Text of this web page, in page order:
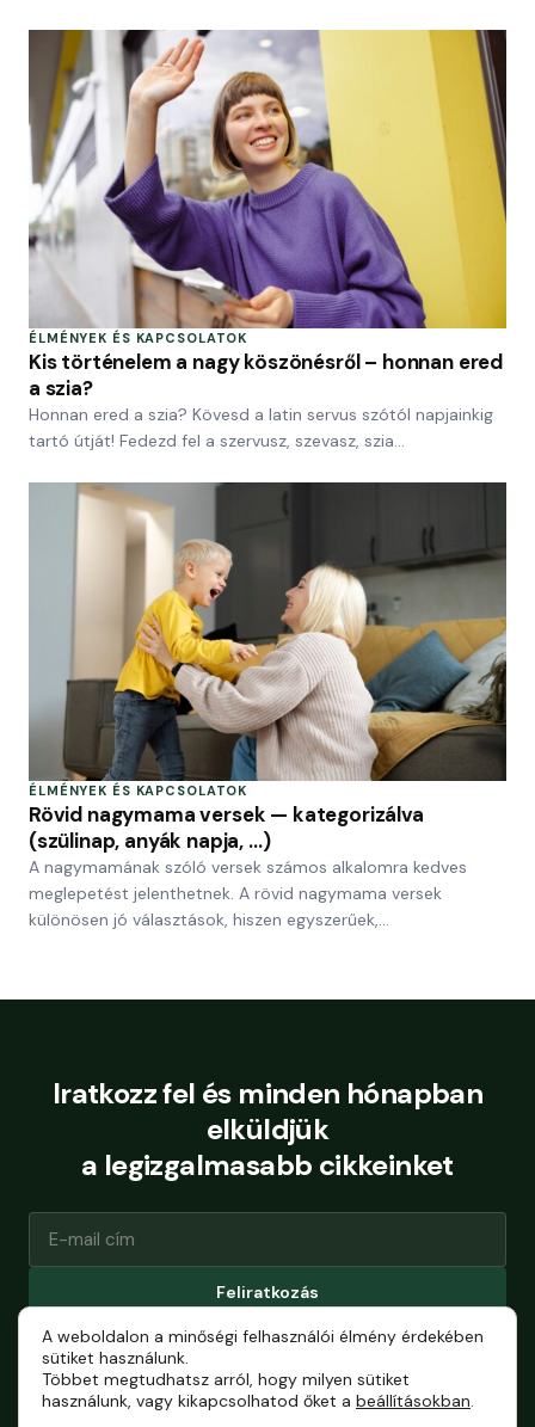
ÉLMÉNYEK ÉS KAPCSOLATOK
Kis történelem a nagy köszönésről – honnan ered
a szia?
Honnan ered a szia? Kövesd a latin servus szótól napjainkig
tartó útját! Fedezd fel a szervusz, szevasz, szia…
ÉLMÉNYEK ÉS KAPCSOLATOK
Rövid nagymama versek — kategorizálva
(szülinap, anyák napja, …)
A nagymamának szóló versek számos alkalomra kedves
meglepetést jelenthetnek. A rövid nagymama versek
különösen jó választások, hiszen egyszerűek,…
Iratkozz fel és minden hónapban
elküldjük
a legizgalmasabb cikkeinket
Feliratkozás
Bármikor leiratkozhatsz.
A weboldalon a minőségi felhasználói élmény érdekében
sütiket használunk.
Többet megtudhatsz arról, hogy milyen sütiket
használunk, vagy kikapcsolhatod őket a beállításokban.